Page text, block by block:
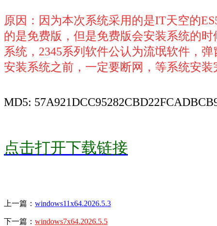
原因：因为本次系统采用的是IT天空的
的是免费版，但是免费版会安装系统的
系统，2345系列软件公认为流氓软件，
安装系统之前，一定要断网，等系统安
MD5:
点击打开下载链接
上一篇： windows11x64.2026.5.3
下一篇： windows7x64.2026.5.5